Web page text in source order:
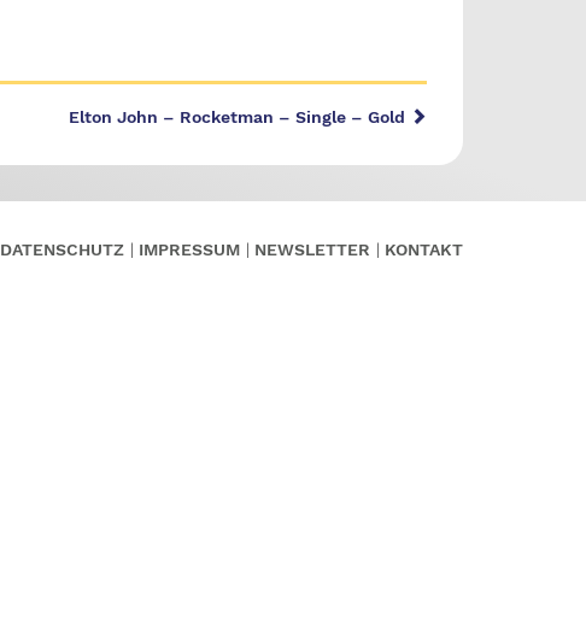
Elton John – Rocketman – Single – Gold
DATENSCHUTZ IMPRESSUM NEWSLETTER KONTAKT